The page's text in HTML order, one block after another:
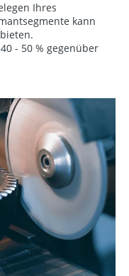
Ihres
kann
- 50 % gegenüber